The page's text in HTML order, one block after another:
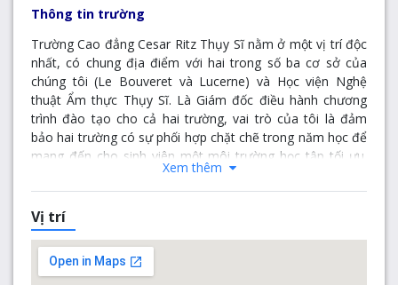
Thông tin trường
Trường Cao đẳng Cesar Ritz Thụy Sĩ nằm ở một vị trí độc
nhất, có chung địa điểm với hai trong số ba cơ sở của
chúng tôi (Le Bouveret và Lucerne) và Học viện Nghệ
thuật Ẩm thực Thụy Sĩ. Là Giám đốc điều hành chương
trình đào tạo cho cả hai trường, vai trò của tôi là đảm
bảo hai trường có sự phối hợp chặt chẽ trong năm học để
mang đến cho sinh viên một môi trường học tập tối ưu.
Những tài nguyên và cơ sở vật chất chung của cả hai cơ
sở này giúp sinh viên của chúng tôi học hỏi từ các điều
kiện làm việc thực tế qua sự phối hợp nhóm thường
xuyên.
Tất cả các khóa học tập trung vào việc kết hợp kiến thức
Xem thêm
Vị trí